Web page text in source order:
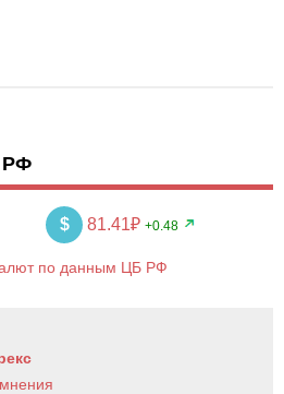
РФ
$ 81.41₽ +0.48
по данным ЦБ РФ